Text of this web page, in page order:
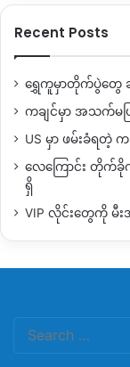
Recent Posts
ရွှေကူမှာတိုက်ပွဲတွေ
ကချင်မှာ အသက်မ
US မှာ ဖမ်းခံရတဲ့
လေကြောင်း တိုက်ခို
ရှိ
VIP လိုင်းတွေကို မီး